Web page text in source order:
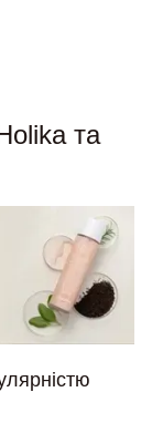
та